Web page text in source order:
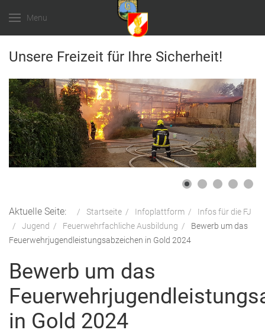
Menu
Unsere Freizeit für Ihre Sicherheit!
Aktuelle Seite: Startseite Infoplattform
Infos für die FJ
Jugend
Feuerwehrfachliche Ausbildung
Bewerb um das
Feuerwehrjugendleistungsabzeichen in Gold 2024
Bewerb um das
in Gold 2024